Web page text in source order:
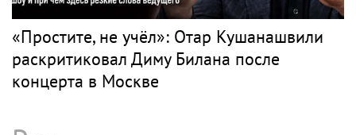
«Простите, не учёл»: Отар Кушанашвили
раскритиковал Диму Билана после
концерта в Москве